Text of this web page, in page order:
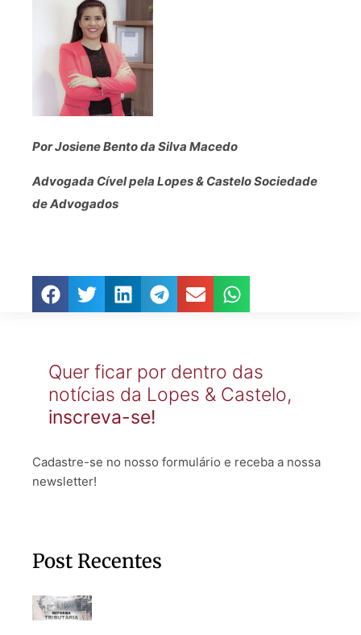
Por Josiene Bento da Silva Macedo
Advogada Cível pela Lopes & Castelo Sociedade
de Advogados
Quer ficar por dentro das
notícias da Lopes & Castelo,
inscreva-se!
Cadastre-se no nosso formulário e receba a nossa
newsletter!
Post Recentes